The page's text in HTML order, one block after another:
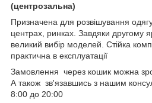
(центрозальна)
Призначена для розвішування
центрах, ринках. Завдяки другому
великий вибір моделей. Стійка
практична в експлуатації
Замовлення через кошик можна
А також зв'язавшись з нашим
8:00 до 20:00